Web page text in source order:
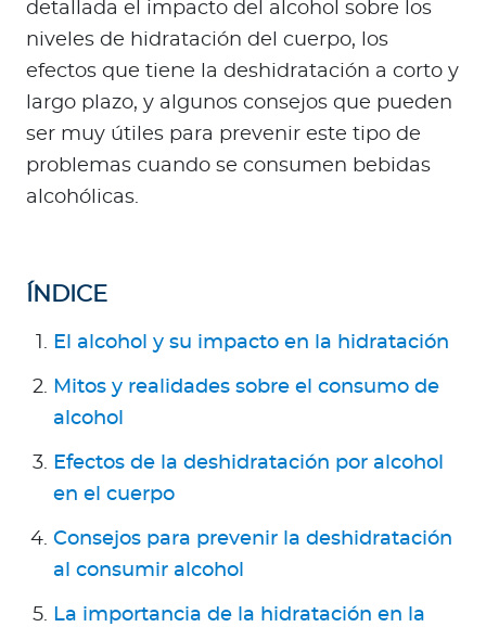
Ingresar a Mi Bupa
Para Clientes
Para Agentes
Red de Salud
Contáctanos
detallada el impacto del alcohol sobre los
niveles de hidratación del cuerpo, los
efectos que tiene la deshidratación a corto y
largo plazo, y algunos consejos que pueden
ser muy útiles para prevenir este tipo de
problemas cuando se consumen bebidas
alcohólicas.
ÍNDICE
El alcohol y su impacto en la hidratación
Mitos y realidades sobre el consumo de
alcohol
Efectos de la deshidratación por alcohol
en el cuerpo
Consejos para prevenir la deshidratación
al consumir alcohol
La importancia de la hidratación en la